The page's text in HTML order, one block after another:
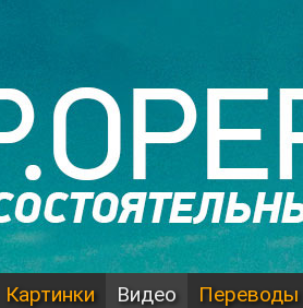
Картинки Видео Переводы